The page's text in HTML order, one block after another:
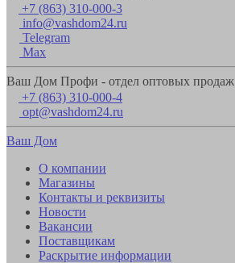
+7 (863) 310-000-3
info@vashdom24.ru
Telegram
Max
Ваш Дом Профи - отдел оптовых продаж
+7 (863) 310-000-4
opt@vashdom24.ru
Ваш Дом
О компании
Магазины
Контакты и реквизиты
Новости
Вакансии
Поставщикам
Раскрытие информации